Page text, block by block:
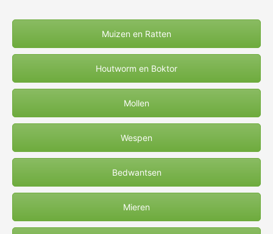
Muizen en Ratten
Houtworm en Boktor
Mollen
Wespen
Bedwantsen
Mieren